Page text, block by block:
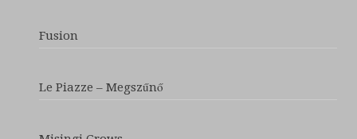
Fusion
Le Piazze – Megszűnő